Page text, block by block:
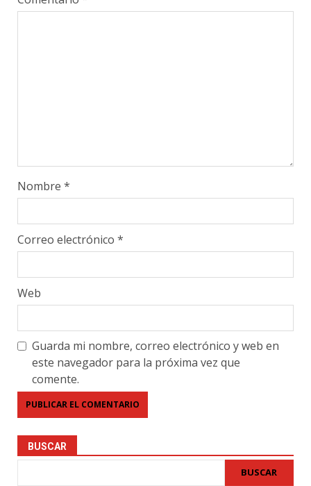
Nombre *
Correo electrónico *
Web
Guarda mi nombre, correo electrónico y web en
este navegador para la próxima vez que
comente.
BUSCAR
BUSCAR